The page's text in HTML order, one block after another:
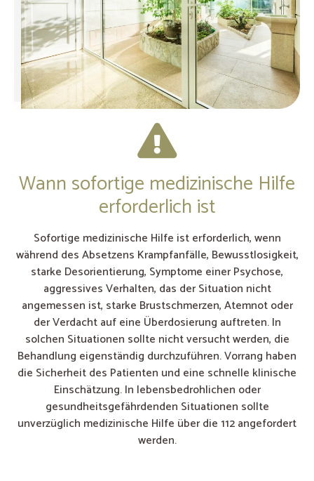
Wann sofortige medizinische Hilfe
erforderlich ist
Sofortige medizinische Hilfe ist erforderlich, wenn
während des Absetzens Krampfanfälle, Bewusstlosigkeit,
starke Desorientierung, Symptome einer Psychose,
aggressives Verhalten, das der Situation nicht
angemessen ist, starke Brustschmerzen, Atemnot oder
der Verdacht auf eine Überdosierung auftreten. In
solchen Situationen sollte nicht versucht werden, die
Behandlung eigenständig durchzuführen. Vorrang haben
die Sicherheit des Patienten und eine schnelle klinische
Einschätzung. In lebensbedrohlichen oder
gesundheitsgefährdenden Situationen sollte
unverzüglich medizinische Hilfe über die 112 angefordert
werden.